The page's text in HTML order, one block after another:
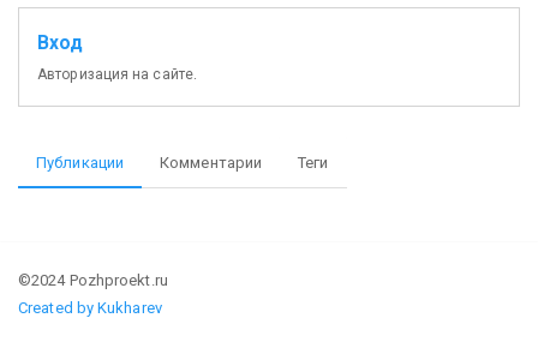
Вход
Авторизация на сайте.
Публикации Комментарии Теги
©2024 Pozhproekt.ru
Created by Kukharev